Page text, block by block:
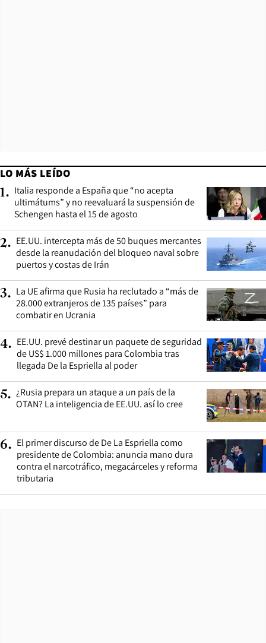
LO MÁS LEÍDO
1. Italia responde a España que “no acepta
ultimátums” y no reevaluará la suspensión de
Schengen hasta el 15 de agosto
2. EE.UU. intercepta más de 50 buques mercantes
desde la reanudación del bloqueo naval sobre
puertos y costas de Irán
3. La UE afirma que Rusia ha reclutado a “más de
28.000 extranjeros de 135 países” para
combatir en Ucrania
4. EE.UU. prevé destinar un paquete de seguridad
de US$ 1.000 millones para Colombia tras
llegada De la Espriella al poder
5. ¿Rusia prepara un ataque a un país de la
OTAN? La inteligencia de EE.UU. así lo cree
6. El primer discurso de De La Espriella como
presidente de Colombia: anuncia mano dura
contra el narcotráfico, megacárceles y reforma
tributaria